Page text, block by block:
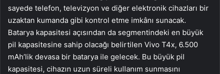
sayede telefon, televizyon ve diğer elektronik cihazları bir
uzaktan kumanda gibi kontrol etme imkânı sunacak.
Batarya kapasitesi açısından da segmentindeki en büyük
pil kapasitesine sahip olacağı belirtilen Vivo T4x, 6.500
mAh’lik devasa bir batarya ile gelecek. Bu büyük pil
kapasitesi, cihazın uzun süreli kullanım sunmasını